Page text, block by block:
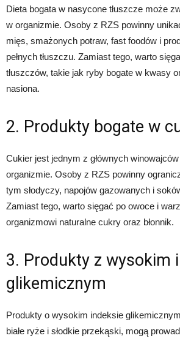
Dieta bogata w nasycone tłuszcze może
w organizmie. Osoby z RZS powinny
mięs, smażonych potraw, fast foodów i
pełnych tłuszczu. Zamiast tego, warto
tłuszczów, takie jak ryby bogate w kwasy
nasiona.
2. Produkty bogate w
Cukier jest jednym z głównych
organizmie. Osoby z RZS powinny
tym słodyczy, napojów gazowanych i
Zamiast tego, warto sięgać po owoce i
organizmowi naturalne cukry oraz błonnik.
3. Produkty z wysokim
glikemicznym
Produkty o wysokim indeksie
białe ryże i słodkie przekąski, mogą